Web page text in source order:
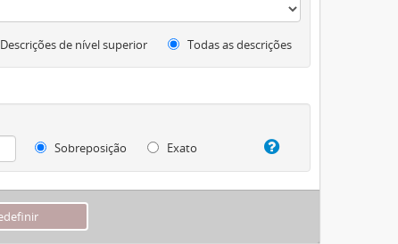
Descrições de nível superior Todas as descrições
Sobreposição
Exato